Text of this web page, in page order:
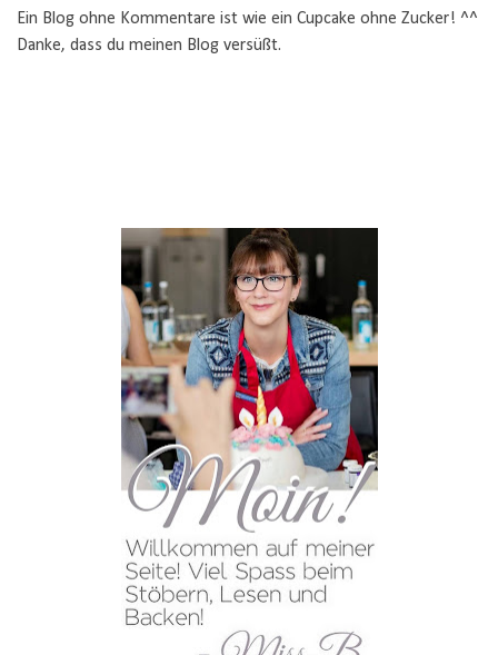
Ein Blog ohne Kommentare ist wie ein Cupcake ohne Zucker! ^^
Danke, dass du meinen Blog versüßt.